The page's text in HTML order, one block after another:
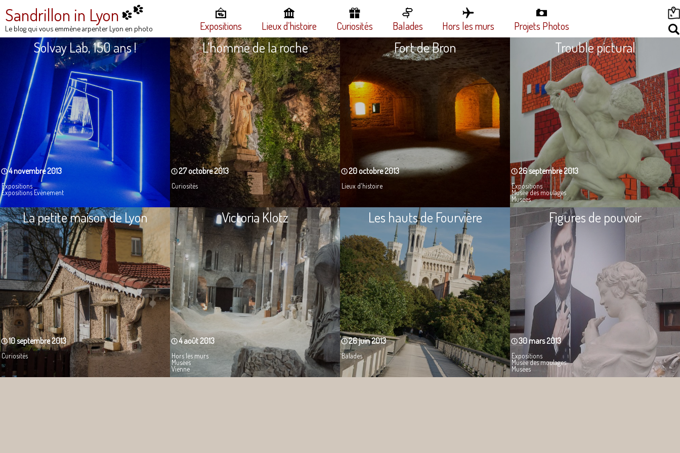
Sandrillon in Lyon
Le blog qui vous emmène arpenter Lyon en photo Expositions Lieux d’histoire Curiosités Balades Hors les murs Projets Photos
Solvay Lab, 150 ans !
4 novembre 2013
Expositions
Expositions Evènement
L’homme de la roche
27 octobre 2013
Curiosités
Fort de Bron
20 octobre 2013
Lieux d'histoire
Trouble pictural
26 septembre 2013
Expositions
Musée des moulages
Musées
La petite maison de Lyon
10 septembre 2013
Curiosités
Victoria Klotz
4 août 2013
Hors les murs
Musées
Vienne
Les hauts de Fourvière
26 juin 2013
Balades
Figures de pouvoir
30 mars 2013
Expositions
Musée des moulages
Musées